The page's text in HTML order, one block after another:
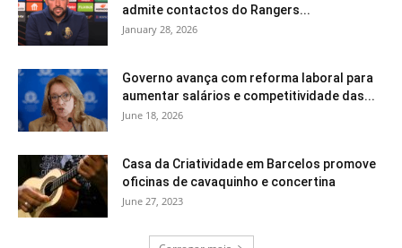
admite contactos do Rangers...
January 28, 2026
Governo avança com reforma laboral para
aumentar salários e competitividade das...
June 18, 2026
Casa da Criatividade em Barcelos promove
oficinas de cavaquinho e concertina
June 27, 2023